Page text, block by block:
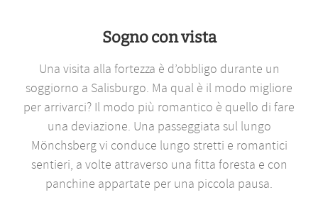
Sogno con vista
Una visita alla fortezza è d’obbligo durante un
soggiorno a Salisburgo. Ma qual è il modo migliore
per arrivarci? Il modo più romantico è quello di fare
una deviazione. Una passeggiata sul lungo
Mönchsberg vi conduce lungo stretti e romantici
sentieri, a volte attraverso una fitta foresta e con
panchine appartate per una piccola pausa.